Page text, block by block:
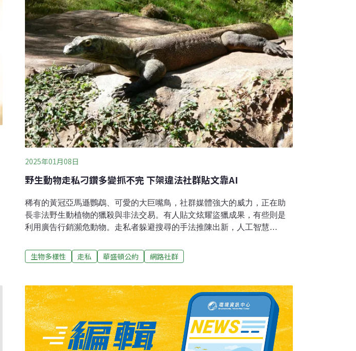
2025年01月08日
野生動物走私刁鑽多變抓不完 下架違法社群貼文靠AI
稀有的黃冠亞馬遜鸚鵡、可愛的大巨嘴鳥，社群媒體強大的威力，正在助
長非法野生動植物的獵殺與非法交易。有人貼文炫耀盜獵成果，有些則是
利用廣告行銷瀕危動物。走私者躲避搜尋的手法推陳出新，人工智慧
台助長非法野生動物獵殺打擊環境犯罪計畫ECO Solve近期研究發現，
2024年5～7月短短三個月間，巴西和南非就有477則野生動植物非法交易
群平台上。
生物多樣性 走私 華盛頓公約 網路社群